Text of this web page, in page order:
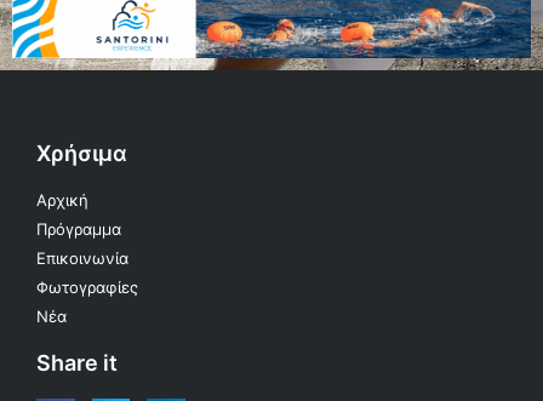
Χρήσιμα
Αρχική
Πρόγραμμα
Επικοινωνία
Φωτογραφίες
Νέα
Share it